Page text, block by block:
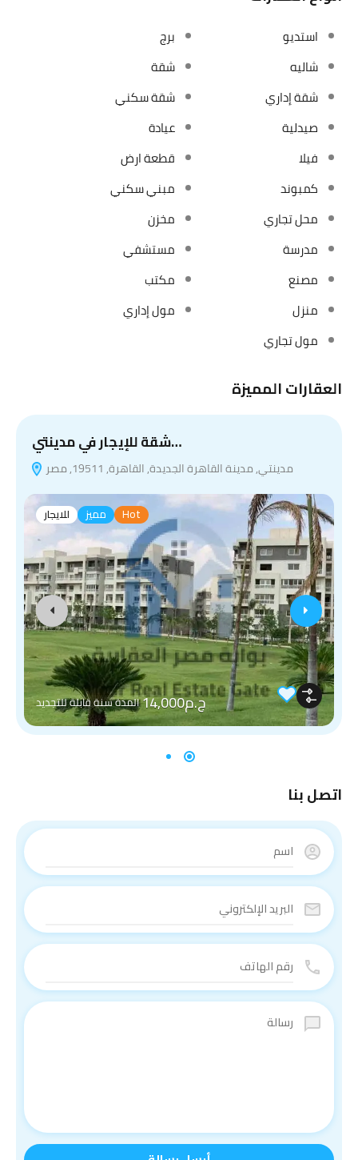
استديو
برج
شاليه
شقة
شقة إداري
شقة سكني
صيدلية
عيادة
فيلا
قطعة ارض
كمبوند
مبني سكني
محل تجاري
مخزن
مدرسة
مستشفي
مصنع
مكتب
منزل
مول إداري
مول تجاري
العقارات المميزة
شقة للإيجار في مدينتي…
مدينتي, مدينة القاهرة الجديدة, القاهرة, 19511, مصر
للايجار مميز Hot
ج.م14,000 المدة سنة قابلة للتجديد
اتصل بنا